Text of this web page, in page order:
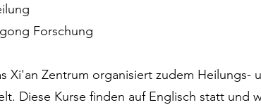
Forschung
Xi'an Zentrum organisiert zudem Heilungs-
Diese Kurse finden auf Englisch statt und